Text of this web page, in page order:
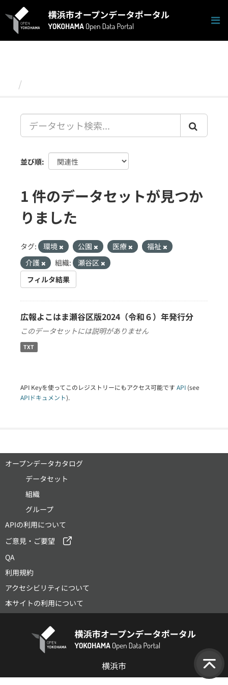
キ
並び順
1 件のデータセットが見つか
りました
タグ: 環境 公園 医療
福祉
介護
組織:
瀬谷区
フィルタ結果
広報よこはま瀬谷区版2024（令和６）年発行分
このデータセットには説明がありません
TXT
API Keyを使ってこのレジストリーにもアクセス可能です API (see
APIドキュメント).
オープンデータカタログ
データセット
組織
グループ
APIの利用について
ご意見・ご要望
QA
利用規約
アクセシビリティについて
本サイトの利用について
横浜市